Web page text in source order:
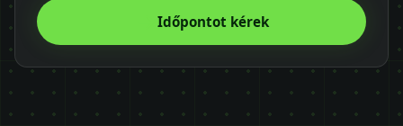
Időpontot kérek